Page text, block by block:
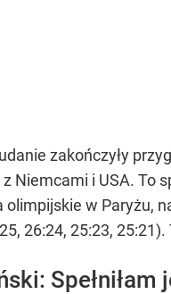
zakończyły
z Niemcami i USA. To
w Paryżu,
26:24, 25:23,